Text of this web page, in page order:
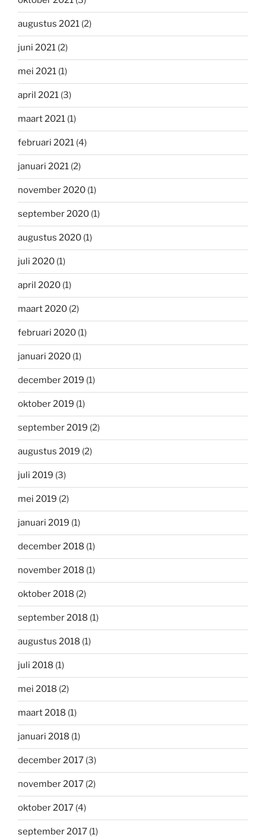
augustus 2021 (2)
juni 2021 (2)
mei 2021 (1)
april 2021 (3)
maart 2021 (1)
februari 2021 (4)
januari 2021 (2)
november 2020 (1)
september 2020 (1)
augustus 2020 (1)
juli 2020 (1)
april 2020 (1)
maart 2020 (2)
februari 2020 (1)
januari 2020 (1)
december 2019 (1)
oktober 2019 (1)
september 2019 (2)
augustus 2019 (2)
juli 2019 (3)
mei 2019 (2)
januari 2019 (1)
december 2018 (1)
november 2018 (1)
oktober 2018 (2)
september 2018 (1)
augustus 2018 (1)
juli 2018 (1)
mei 2018 (2)
maart 2018 (1)
januari 2018 (1)
december 2017 (3)
november 2017 (2)
oktober 2017 (4)
september 2017 (1)